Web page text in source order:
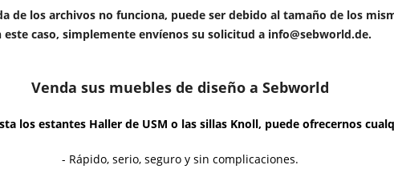
Venda sus muebles de diseño a Sebworld
los estantes Haller de USM o las sillas Knoll, puede ofrecernos
- Rápido, serio, seguro y sin complicaciones.
de los archivos no funciona, puede ser debido al tamaño de los
este caso, simplemente envíenos su solicitud a info@sebworld.de.